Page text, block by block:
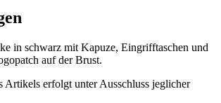
in schwarz mit Kapuze, Eingrifftaschen und
auf der Brust.
Artikels erfolgt unter Ausschluss jeglicher